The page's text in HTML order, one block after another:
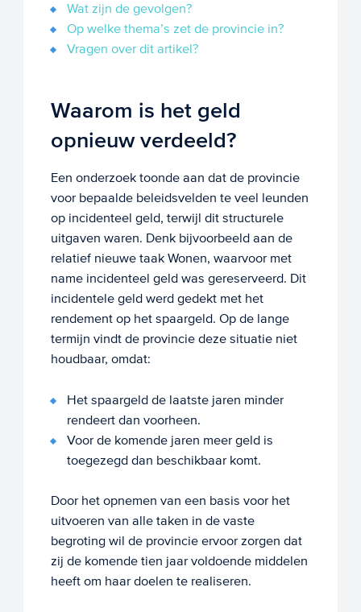
Wat zijn de gevolgen?
Op welke thema’s zet de provincie in?
Vragen over dit artikel?
Waarom is het geld
opnieuw verdeeld?
Een onderzoek toonde aan dat de provincie
voor bepaalde beleidsvelden te veel leunden
op incidenteel geld, terwijl dit structurele
uitgaven waren. Denk bijvoorbeeld aan de
relatief nieuwe taak Wonen, waarvoor met
name incidenteel geld was gereserveerd. Dit
incidentele geld werd gedekt met het
rendement op het spaargeld. Op de lange
termijn vindt de provincie deze situatie niet
houdbaar, omdat:
Het spaargeld de laatste jaren minder
rendeert dan voorheen.
Voor de komende jaren meer geld is
toegezegd dan beschikbaar komt.
Door het opnemen van een basis voor het
uitvoeren van alle taken in de vaste
begroting wil de provincie ervoor zorgen dat
zij de komende tien jaar voldoende middelen
heeft om haar doelen te realiseren.